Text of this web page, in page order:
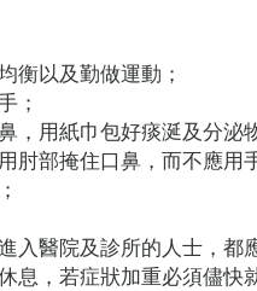
衡以及勤做運動；
；
，用紙巾包好痰涎及分泌
肘部掩住口鼻，而不應用
入醫院及診所的人士，都
，若症狀加重必須儘快